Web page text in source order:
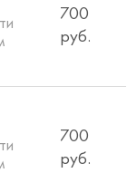
700
руб.
700
руб.